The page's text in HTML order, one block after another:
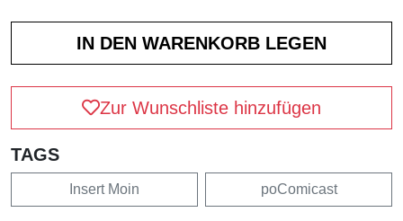
Zur Wunschliste hinzufügen
TAGS
Insert Moin poComicast